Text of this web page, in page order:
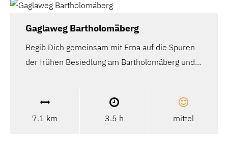
Gaglaweg Bartholomäberg
Begib Dich gemeinsam mit Erna auf die Spuren
der frühen Besiedlung am Bartholomäberg und…
7.1 km 3.5 h mittel